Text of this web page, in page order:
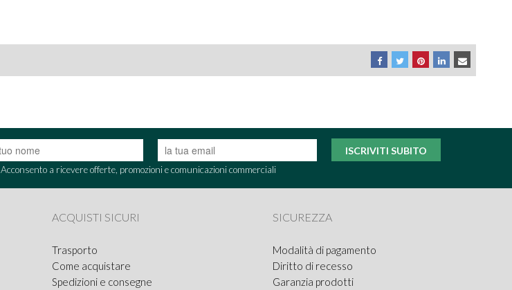
ISCRIVITI SUBITO
Acconsento a ricevere offerte, promozioni e comunicazioni commerciali
ACQUISTI SICURI
Trasporto
Come acquistare
Spedizioni e consegne
SICUREZZA
Modalità di pagamento
Diritto di recesso
Garanzia prodotti